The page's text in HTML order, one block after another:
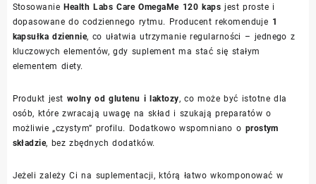
Stosowanie Health Labs Care OmegaMe 120 kaps jest proste i
dopasowane do codziennego rytmu. Producent rekomenduje 1
kapsułka dziennie, co ułatwia utrzymanie regularności – jednego z
kluczowych elementów, gdy suplement ma stać się stałym
elementem diety.
Produkt jest wolny od glutenu i laktozy, co może być istotne dla
osób, które zwracają uwagę na skład i szukają preparatów o
możliwie „czystym” profilu. Dodatkowo wspomniano o prostym
składzie, bez zbędnych dodatków.
Jeżeli zależy Ci na suplementacji, którą łatwo wkomponować w